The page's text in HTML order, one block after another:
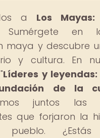
a Los
en
maya y descubre
y cultura. En
Líderes y
de la
juntos las
que forjaron la
pueblo.